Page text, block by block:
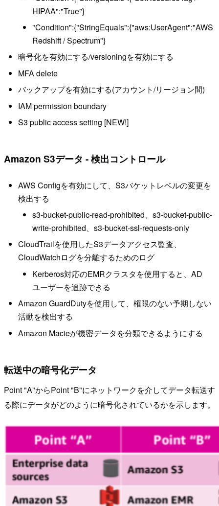
HIPAA":"True"}
"Condition":{"StringEquals":{"aws:UserAgent":"AWS
Redshift / Spectrum"}
暗号化を有効にする/versioningを有効にする
MFA delete
バックアップを有効にする(アカウント/リージョン間)
IAM permission boundary
S3 public access setting [NEW!]
Amazon S3データ - 検出コントロール
AWS Configを有効にして、S3バケットレベルの変更を
検出する
s3-bucket-public-read-prohibited、s3-bucket-public-
write-prohibited、s3-bucket-ssl-requests-only
CloudTrailを使用したS3データアクセス監査、
CloudWatchログを分離するためのログ
Kerberos対応のEMRクラスタを使用すると、AD
ユーザーを追跡できる
Amazon GuardDutyを使用して、権限のない予期しない
活動を検出する
Amazon Macieが機密データを分類できるようにする
転送中の暗号化データ
Point "A"からPoint "B"にネットワークを介してデータ転送す
る際にデータがどのように暗号化されているかを示します。